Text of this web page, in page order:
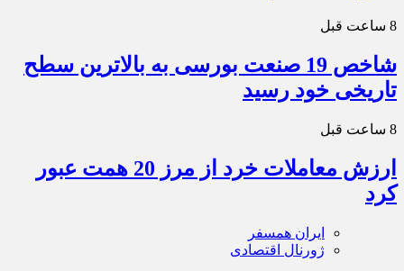
8 ساعت قبل
شاخص 19 صنعت بورسی به بالاترین سطح
تاریخی خود رسید
8 ساعت قبل
ارزش معاملات خرد از مرز 20 همت عبور
کرد
ایران همسفر
ژورنال اقتصادی